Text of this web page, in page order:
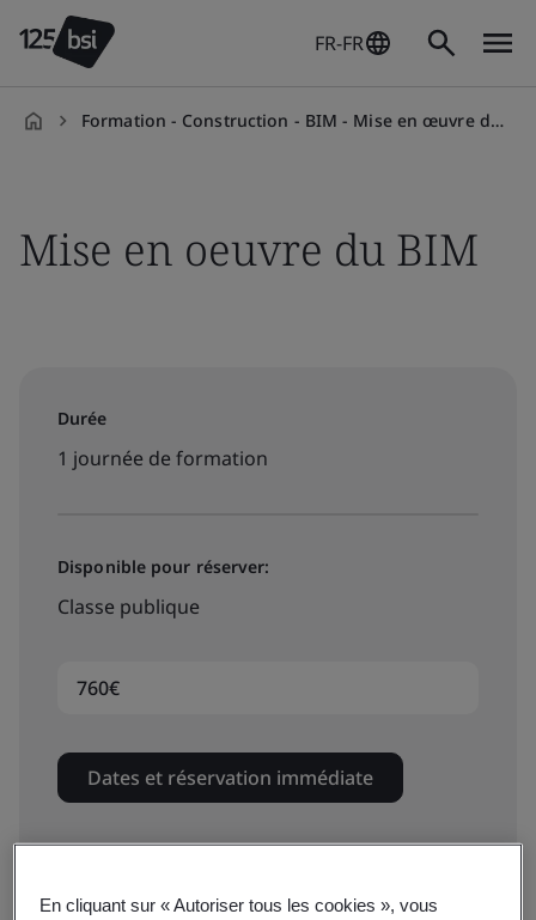
FR-FR
Formation - Construction - BIM - Mise en œuvre du BIM
Mise en oeuvre du BIM
Durée
1 journée de formation
Disponible pour réserver:
Classe publique
760€
Dates et réservation immédiate
En cliquant sur « Autoriser tous les cookies », vous